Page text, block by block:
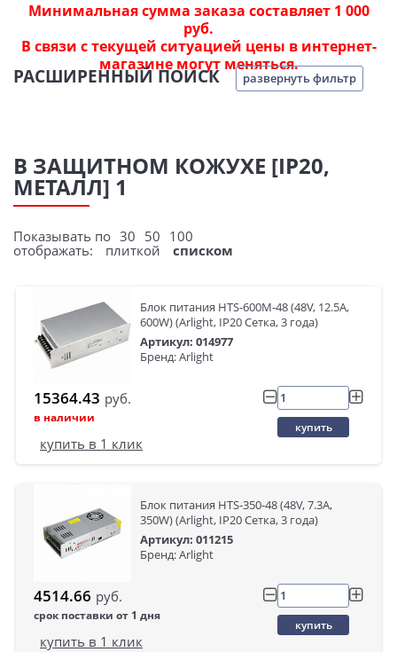
Минимальная сумма заказа составляет 1 000
руб.
В связи с текущей ситуацией цены в интернет-
магазине могут меняться.
РАСШИРЕННЫЙ ПОИСК развернуть фильтр
В ЗАЩИТНОМ КОЖУХЕ [IP20,
МЕТАЛЛ] 1
Показывать по 30 50 100
отображать:
плиткой списком
Блок питания HTS-600M-48 (48V, 12.5A,
600W) (Arlight, IP20 Сетка, 3 года)
Артикул: 014977
Бренд: Arlight
15364.43 руб.
в наличии
купить
купить в 1 клик
Блок питания HTS-350-48 (48V, 7.3A,
350W) (Arlight, IP20 Сетка, 3 года)
Артикул: 011215
Бренд: Arlight
4514.66 руб.
срок поставки от 1 дня
купить
купить в 1 клик